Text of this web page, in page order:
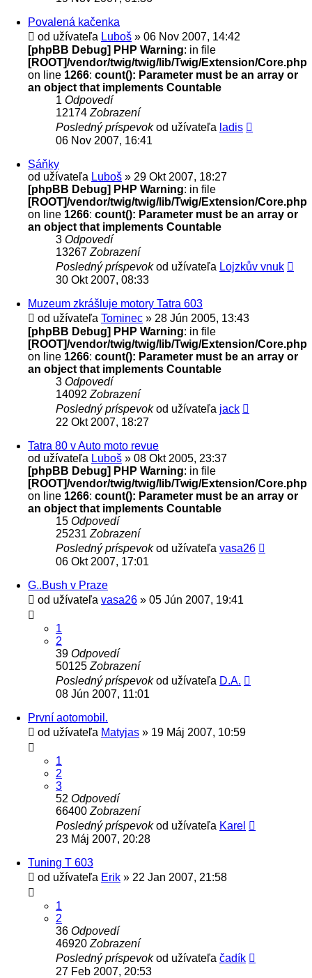
Povalená kačenka
od užívateľa Luboš » 06 Nov 2007, 14:42
[phpBB Debug] PHP Warning: in file
[ROOT]/vendor/twig/twig/lib/Twig/Extension/Core.php
on line 1266: count(): Parameter must be an array or
an object that implements Countable
1 Odpovedí
12174 Zobrazení
Posledný príspevokod užívateľa ladis
06 Nov 2007, 16:41
Sáňky
od užívateľa Luboš » 29 Okt 2007, 18:27
[phpBB Debug] PHP Warning: in file
[ROOT]/vendor/twig/twig/lib/Twig/Extension/Core.php
on line 1266: count(): Parameter must be an array or
an object that implements Countable
3 Odpovedí
13267 Zobrazení
Posledný príspevokod užívateľa Lojzkův vnuk
30 Okt 2007, 08:33
Muzeum zkrášluje motory Tatra 603
od užívateľa Tominec » 28 Jún 2005, 13:43
[phpBB Debug] PHP Warning: in file
[ROOT]/vendor/twig/twig/lib/Twig/Extension/Core.php
on line 1266: count(): Parameter must be an array or
an object that implements Countable
3 Odpovedí
14092 Zobrazení
Posledný príspevokod užívateľa jack
22 Okt 2007, 18:27
Tatra 80 v Auto moto revue
od užívateľa Luboš » 08 Okt 2005, 23:37
[phpBB Debug] PHP Warning: in file
[ROOT]/vendor/twig/twig/lib/Twig/Extension/Core.php
on line 1266: count(): Parameter must be an array or
an object that implements Countable
15 Odpovedí
25231 Zobrazení
Posledný príspevokod užívateľa vasa26
06 Okt 2007, 17:01
G..Bush v Praze
od užívateľa vasa26 » 05 Jún 2007, 19:41
1
2
39 Odpovedí
50125 Zobrazení
Posledný príspevokod užívateľa D.A.
08 Jún 2007, 11:01
První aotomobil.
od užívateľa Matyjas » 19 Máj 2007, 10:59
1
2
3
52 Odpovedí
66400 Zobrazení
Posledný príspevokod užívateľa Karel
23 Máj 2007, 20:28
Tuning T 603
od užívateľa Erik » 22 Jan 2007, 21:58
1
2
36 Odpovedí
46920 Zobrazení
Posledný príspevokod užívateľa čadík
27 Feb 2007, 20:53